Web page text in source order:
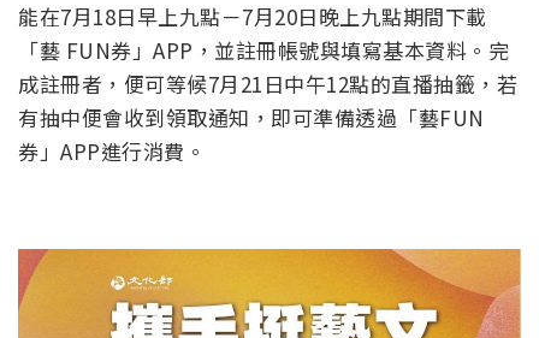
能在7月18日早上九點－7月20日晚上九點期間下載
「藝 FUN券」APP，並註冊帳號與填寫基本資料。完
成註冊者，便可等候7月21日中午12點的直播抽籤，若
有抽中便會收到領取通知，即可準備透過「藝FUN
券」APP進行消費。